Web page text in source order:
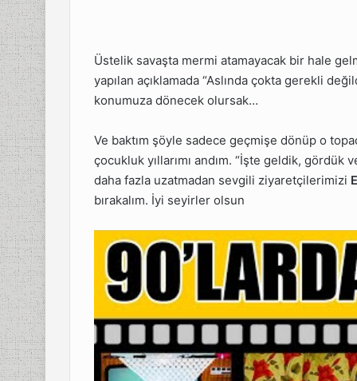
Üstelik savaşta mermi atamayacak bir hale
yapılan açıklamada “Aslında çokta gerekli
konumuza dönecek olursak…
Ve baktım şöyle sadece geçmişe dönüp o
çocukluk yıllarımı andım. “İşte geldik, gördük
daha fazla uzatmadan sevgili ziyaretçilerimizi
bırakalım. İyi seyirler olsun